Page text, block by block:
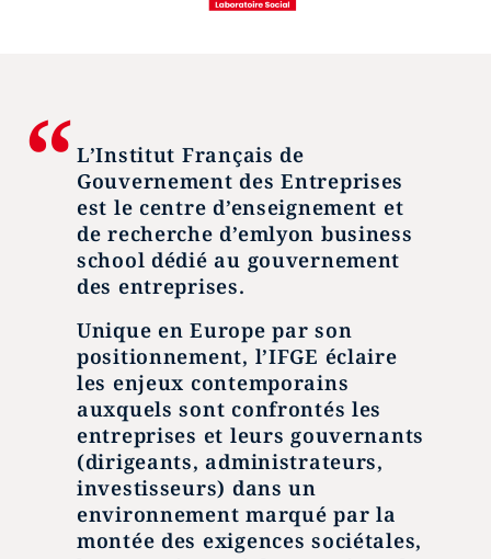
L’Institut Français de
Gouvernement des Entreprises
est le centre d’enseignement et
de recherche d’emlyon business
school dédié au gouvernement
des entreprises.
Unique en Europe par son
positionnement, l’IFGE éclaire
les enjeux contemporains
auxquels sont confrontés les
entreprises et leurs gouvernants
(dirigeants, administrateurs,
investisseurs) dans un
environnement marqué par la
montée des exigences sociétales,